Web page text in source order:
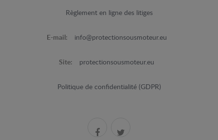
Règlement en ligne des litiges
E-mail: info@protectionsousmoteur.eu
Site: protectionsousmoteur.eu
Politique de confidentialité (GDPR)